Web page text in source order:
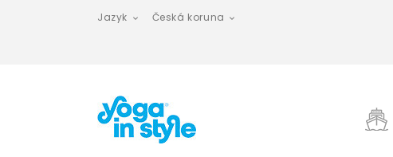
Jazyk  Česká koruna 